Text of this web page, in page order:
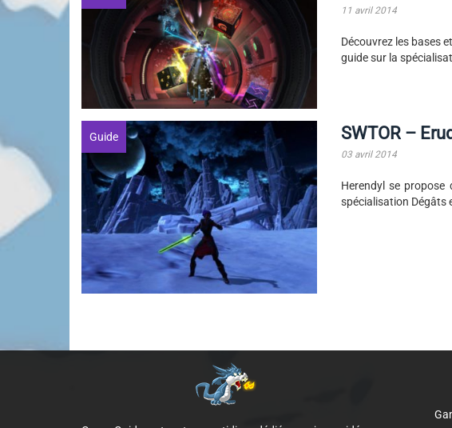
11 avril 2014
Découvrez les bases
guide sur la
Guide SWTOR –
03 avril 2014
Herendyl se
spécialisation Dégâts